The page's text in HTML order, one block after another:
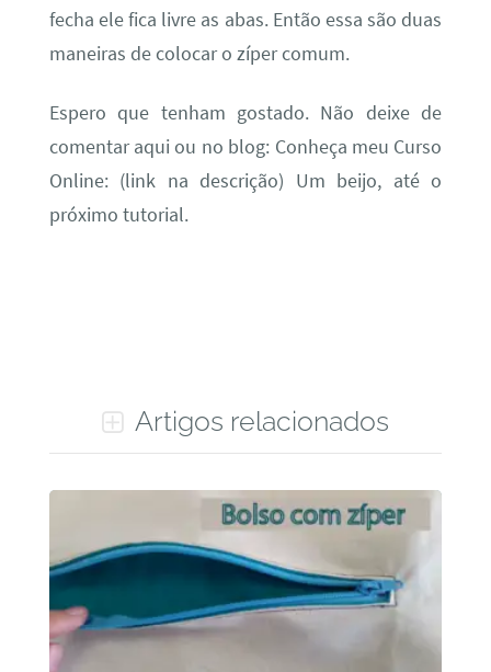
fecha ele fica livre as abas. Então essa são duas
maneiras de colocar o zíper comum.
Espero que tenham gostado. Não deixe de
comentar aqui ou no blog: Conheça meu Curso
Online: (link na descrição) Um beijo, até o
próximo tutorial.
Artigos relacionados